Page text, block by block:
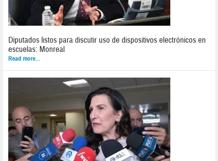
Diputados listos para discutir uso de dispositivos electrónicos en
escuelas: Monreal
Read more...